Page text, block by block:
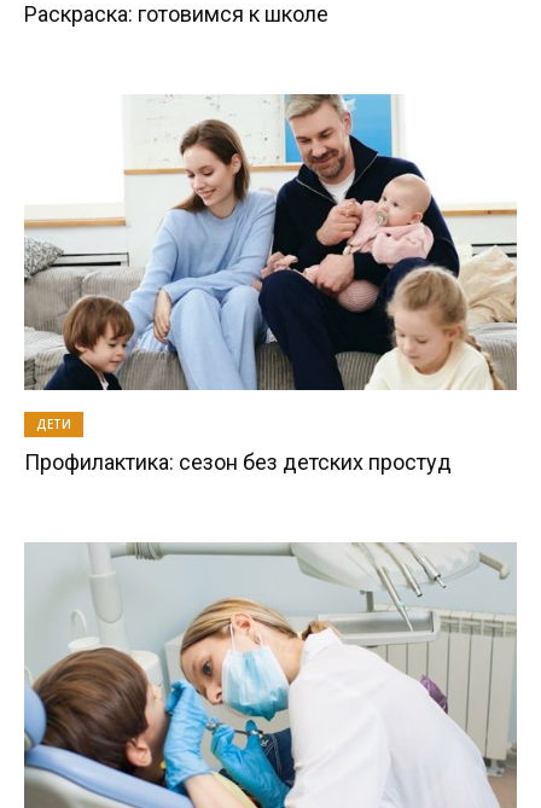
Раскраска: готовимся к школе
ДЕТИ
Профилактика: сезон без детских простуд